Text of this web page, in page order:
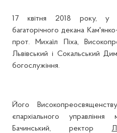
17 квітня 2018 року, у
багаторічного декана
прот. Михаїл Піха,
Львівський і Сокальський
богослужіння.
Його
єпархіального
Бачинський, ректор